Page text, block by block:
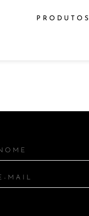
PRODUTOS